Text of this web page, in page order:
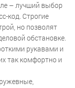
– лучший выбор
код. Строгие
но позволят
обстановке.
рукавами и
так комфортно и